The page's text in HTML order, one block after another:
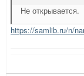
Не открывается.
https://samlib.ru/n/